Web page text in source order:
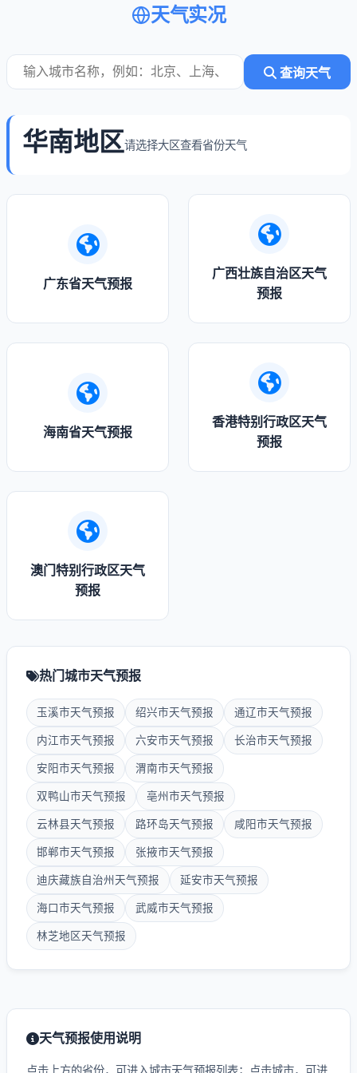
天气实况
查询天气
华南地区请选择大区查看省份天气
广东省天气预报
广西壮族自治区天气
预报
海南省天气预报
香港特别行政区天气
预报
澳门特别行政区天气
预报
热门城市天气预报
玉溪市天气预报 绍兴市天气预报 通辽市天气预报
内江市天气预报 六安市天气预报 长治市天气预报
安阳市天气预报 渭南市天气预报
双鸭山市天气预报 亳州市天气预报
云林县天气预报 路环岛天气预报 咸阳市天气预报
邯郸市天气预报 张掖市天气预报
迪庆藏族自治州天气预报 延安市天气预报
海口市天气预报 武威市天气预报
林芝地区天气预报
天气预报使用说明
点击上方的省份，可进入城市天气预报列表；点击城市，可进